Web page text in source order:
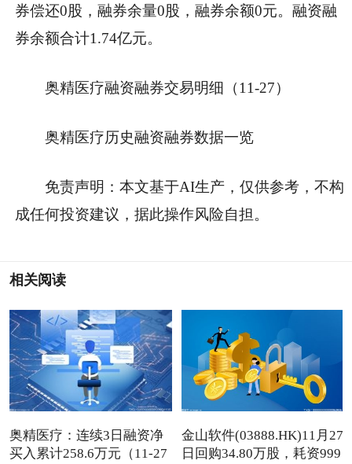
券偿还0股，融券余量0股，融券余额0元。融资融
券余额合计1.74亿元。
奥精医疗融资融券交易明细（11-27）
奥精医疗历史融资融券数据一览
免责声明：本文基于AI生产，仅供参考，不构
成任何投资建议，据此操作风险自担。
相关阅读
奥精医疗：连续3日融资净
买入累计258.6万元（11-27
金山软件(03888.HK)11月27
日回购34.80万股，耗资999